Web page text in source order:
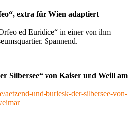
extra für Wien adaptiert
ed Euridice“ in einer von ihm
Spannend.
Silbersee“ von Kaiser und Weill am
aetzend-und-burlesk-der-silbersee-von-